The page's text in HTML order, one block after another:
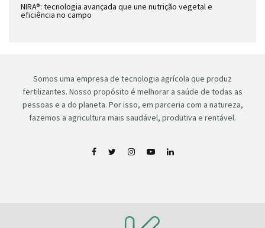
NIRA®: tecnologia avançada que une nutrição vegetal e
eficiência no campo
Somos uma empresa de tecnologia agrícola que produz
fertilizantes. Nosso propósito é melhorar a saúde de todas as
pessoas e a do planeta. Por isso, em parceria com a natureza,
fazemos a agricultura mais saudável, produtiva e rentável.